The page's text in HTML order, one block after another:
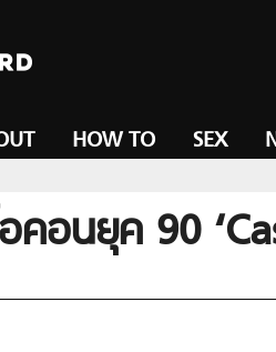
HOW TO SEX
อนยุค 90